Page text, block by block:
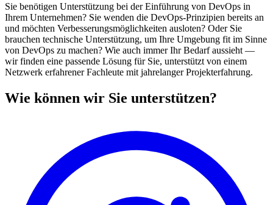
Sie benötigen Unterstützung bei der Einführung von DevOps in
Ihrem Unternehmen? Sie wenden die DevOps-Prinzipien bereits an
und möchten Verbesserungsmöglichkeiten ausloten? Oder Sie
brauchen technische Unterstützung, um Ihre Umgebung fit im Sinne
von DevOps zu machen? Wie auch immer Ihr Bedarf aussieht —
wir finden eine passende Lösung für Sie, unterstützt von einem
Netzwerk erfahrener Fachleute mit jahrelanger Projekterfahrung.
Wie können wir Sie unterstützen?